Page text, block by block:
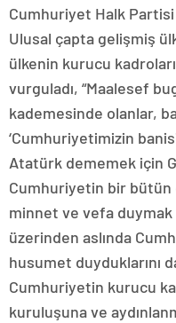
Cumhuriyet Halk Partisi
Ulusal çapta gelişmiş
ülkenin kurucu
vurguladı, “Maalesef
kademesinde olanlar,
‘Cumhuriyetimizin
Atatürk dememek için
Cumhuriyetin bir bütün
minnet ve vefa
üzerinden aslında
husumet duyduklarını
Cumhuriyetin kurucu
kuruluşuna ve